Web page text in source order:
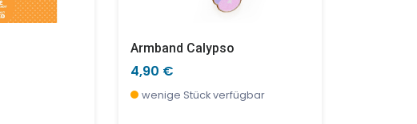
Armband Calypso
4,90 €
wenige Stück verfügbar